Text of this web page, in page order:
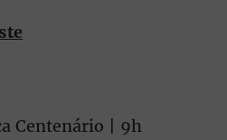
Centenário | 9h